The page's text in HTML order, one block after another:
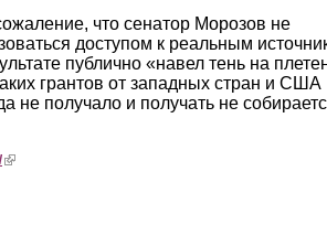
что сенатор Морозов не
доступом к реальным
публично «навел тень на
грантов от западных стран и США
не получало и получать не
(link is external)